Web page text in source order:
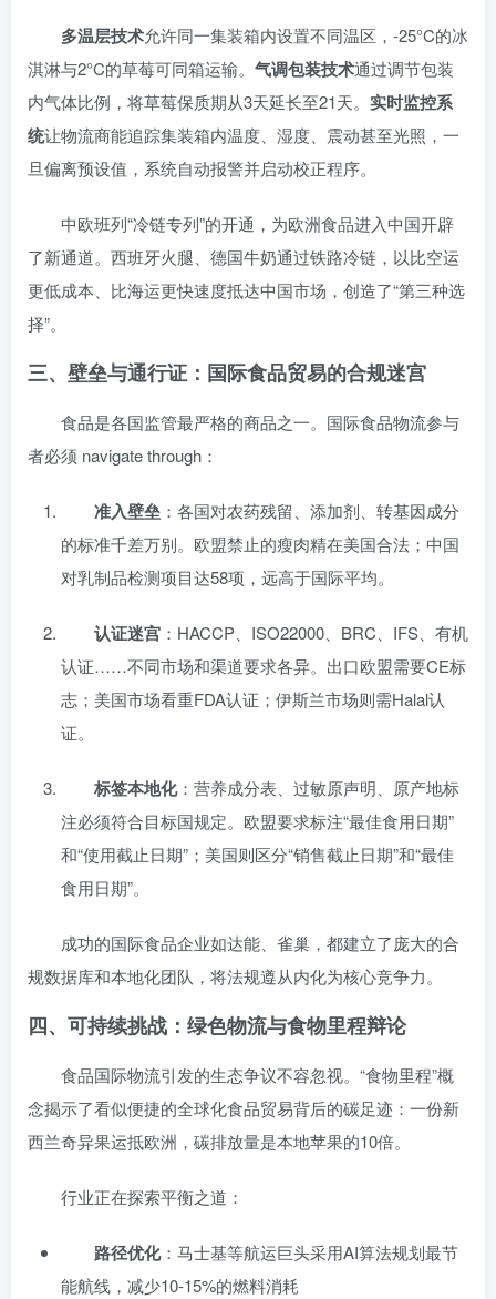
多温层技术允许同一集装箱内设置不同温区，-25°C的冰
淇淋与2°C的草莓可同箱运输。 气调包装技术通过调节包装
内气体比例，将草莓保质期从3天延长至21天。 实时监控系
统让物流商能追踪集装箱内温度、湿度、震动甚至光照，一
旦偏离预设值，系统自动报警并启动校正程序。
中欧班列“冷链专列”的开通，为欧洲食品进入中国开辟
了新通道。西班牙火腿、德国牛奶通过铁路冷链，以比空运
更低成本、比海运更快速度抵达中国市场，创造了“第三种选
择”。
三、壁垒与通行证：国际食品贸易的合规迷宫
食品是各国监管最严格的商品之一。国际食品物流参与
者必须 navigate through：
准入壁垒 ：各国对农药残留、添加剂、转基因成分
的标准千差万别。欧盟禁止的瘦肉精在美国合法；中国
对乳制品检测项目达58项，远高于国际平均。
认证迷宫 ：HACCP、ISO22000、BRC、IFS、有机
认证……不同市场和渠道要求各异。出口欧盟需要CE标
志；美国市场看重FDA认证；伊斯兰市场则需Halal认
证。
标签本地化：营养成分表、过敏原声明、原产地标
注必须符合目标国规定。欧盟要求标注“最佳食用日期”
和“使用截止日期”；美国则区分“销售截止日期”和“最佳
食用日期”。
成功的国际食品企业如达能、雀巢，都建立了庞大的合
规数据库和本地化团队，将法规遵从内化为核心竞争力。
四、可持续挑战：绿色物流与食物里程辩论
食品国际物流引发的生态争议不容忽视。“食物里程”概
念揭示了看似便捷的全球化食品贸易背后的碳足迹：一份新
西兰奇异果运抵欧洲，碳排放量是本地苹果的10倍。
行业正在探索平衡之道：
路径优化：马士基等航运巨头采用AI算法规划最节
能航线，减少10-15%的燃料消耗